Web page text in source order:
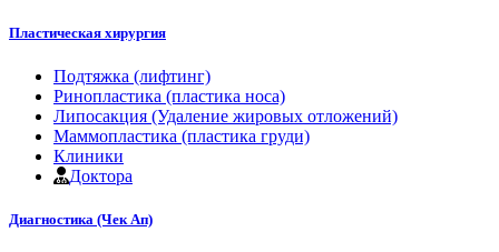
Пластическая хирургия
Подтяжка (лифтинг)
Ринопластика (пластика носа)
Липосакция (Удаление жировых отложений)
Маммопластика (пластика груди)
Клиники
Доктора
Диагностика (Чек Ап)